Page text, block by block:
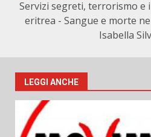
Servizi segreti, terrorismo e
eritrea - Sangue e morte
Isabella
LEGGI ANCHE